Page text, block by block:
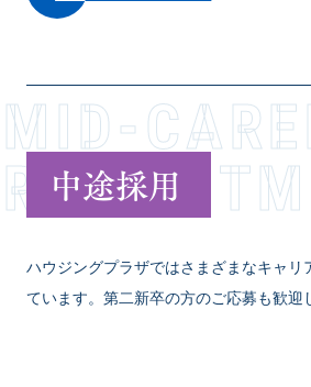
MID-
中途採用
ハウジングプラザではさまざまなキャリ
ています。第二新卒の方のご応募も歓迎